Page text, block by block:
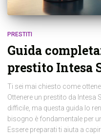
PRESTITI
Guida
prestito Intesa
Ti sei mai chiesto come
Ottenere un prestito da
difficile, ma questa guida lo
bisogno è fondamentale per
Essere preparati ti aiuta a